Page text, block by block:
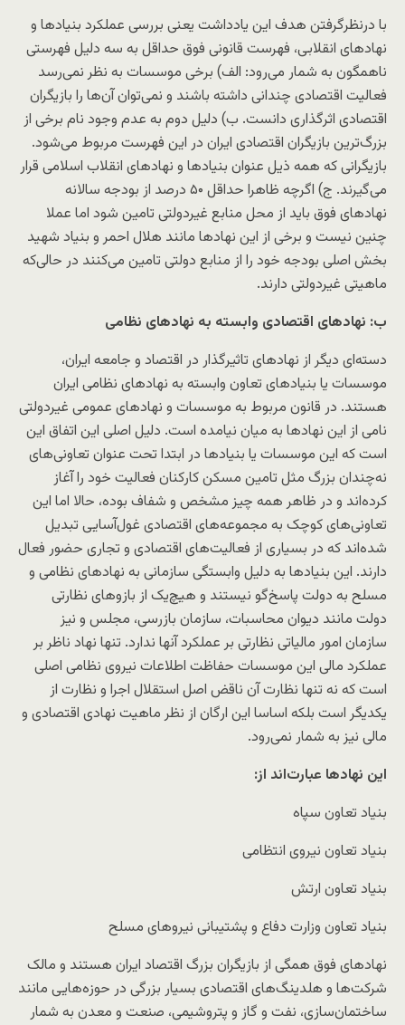
با درنظرگرفتن هدف این یادداشت یعنی بررسی عملکرد بنیادها و
نهادهای انقلابی، فهرست قانونی فوق حداقل به سه دلیل فهرستی
ناهمگون به شمار می‌رود: الف) برخی موسسات به نظر نمی‌رسد
فعالیت اقتصادی چندانی داشته باشند و نمی‌توان آن‌ها را بازیگران
اقتصادی اثرگذاری دانست. ب) دلیل دوم به عدم وجود نام برخی از
بزرگ‌ترین بازیگران اقتصادی ایران در این فهرست مربوط می‌شود.
بازیگرانی که همه ذیل عنوان بنیادها و نهادهای انقلاب اسلامی قرار
می‌گیرند. ج) اگرچه ظاهرا حداقل ۵۰ درصد از بودجه سالانه
نهادهای فوق باید از محل منابع غیردولتی تامین شود اما عملا
چنین نیست و برخی از این نهادها مانند هلال احمر و بنیاد شهید
بخش اصلی بودجه خود را از منابع دولتی تامین می‌کنند در حالی‌که
ماهیتی غیردولتی دارند.
ب: نهادهای اقتصادی وابسته به نهادهای نظامی
دسته‌ای دیگر از نهادهای تاثیرگذار در اقتصاد و جامعه ایران،
موسسات یا بنیادهای تعاون وابسته به نهادهای نظامی ایران
هستند. در قانون مربوط به موسسات و نهادهای عمومی غیردولتی
نامی از این نهادها به میان نیامده است. دلیل اصلی این اتفاق این
است که این موسسات یا بنیادها در ابتدا تحت عنوان تعاونی‌های
نه‌چندان بزرگ مثل تامین مسکن کارکنان فعالیت خود را آغاز
کرده‌اند و در ظاهر همه چیز مشخص و شفاف بوده، حالا اما این
تعاونی‌های کوچک به مجموعه‌های اقتصادی غول‌آسایی تبدیل
شده‌اند که در بسیاری از فعالیت‌های اقتصادی و تجاری حضور فعال
دارند. این بنیادها به دلیل وابستگی سازمانی به نهادهای نظامی و
مسلح به دولت پاسخ‌گو نیستند و هیچ‌یک از بازوهای نظارتی
دولت مانند دیوان محاسبات، سازمان بازرسی، مجلس و نیز
سازمان امور مالیاتی نظارتی بر عملکرد آنها ندارد. تنها نهاد ناظر بر
عملکرد مالی این موسسات حفاظت اطلاعات نیروی نظامی اصلی
است که نه تنها نظارت آن ناقض اصل استقلال اجرا و نظارت از
یکدیگر است بلکه اساسا این ارگان از نظر ماهیت نهادی اقتصادی و
مالی نیز به شمار نمی‌رود.
این نهادها عبارت‌اند از:
بنیاد تعاون سپاه
بنیاد تعاون نیروی انتظامی
بنیاد تعاون ارتش
بنیاد تعاون وزارت دفاع و پشتیبانی نیروهای مسلح
نهادهای فوق همگی از بازیگران بزرگ اقتصاد ایران هستند و مالک
شرکت‌ها و هلدینگ‌های اقتصادی بسیار بزرگی در حوزه‌هایی مانند
ساختمان‌سازی، نفت و گاز و پتروشیمی، صنعت و معدن به شمار